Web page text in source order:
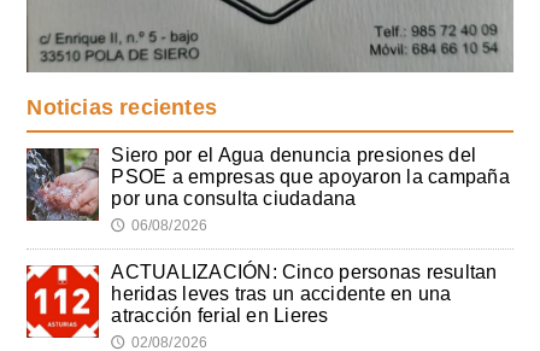
Noticias recientes
Siero por el Agua denuncia presiones del
PSOE a empresas que apoyaron la campaña
por una consulta ciudadana
🕔 06/08/2026
ACTUALIZACIÓN: Cinco personas resultan
heridas leves tras un accidente en una
atracción ferial en Lieres
🕔 02/08/2026